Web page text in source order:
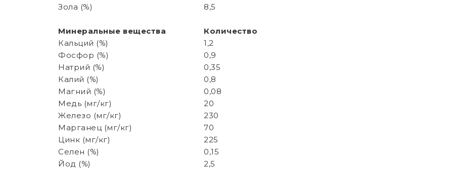
Зола (%)
8,5
Минеральные вещества
Количество
Кальций (%)
1,2
Фосфор (%)
0,9
Натрий (%)
0,35
Калий (%)
0,8
Магний (%)
0,08
Медь (мг/кг)
20
Железо (мг/кг)
230
Марганец (мг/кг)
70
Цинк (мг/кг)
225
Селен (%)
0,15
Йод (%)
2,5